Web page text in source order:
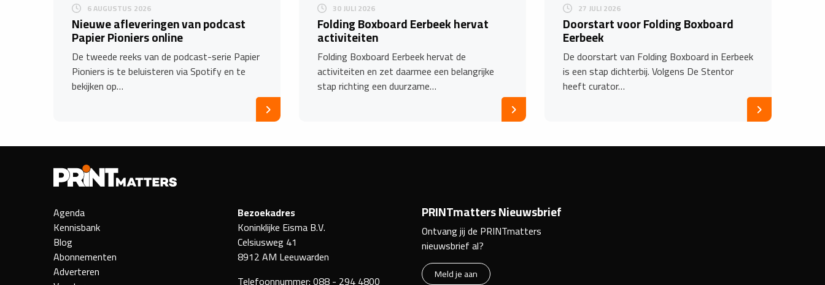
6 AUGUSTUS 2026
Nieuwe afleveringen van podcast
Papier Pioniers online
De tweede reeks van de podcast-serie Papier
Pioniers is te beluisteren via Spotify en te
bekijken op…
30 JULI 2026
Folding Boxboard Eerbeek hervat
activiteiten
Folding Boxboard Eerbeek hervat de
activiteiten en zet daarmee een belangrijke
stap richting een duurzame…
27 JULI 2026
Doorstart voor Folding Boxboard
Eerbeek
De doorstart van Folding Boxboard in Eerbeek
is een stap dichterbij. Volgens De Stentor
heeft curator…
Agenda
Kennisbank
Blog
Abonnementen
Adverteren
Bezoekadres
Koninklijke Eisma B.V.
Celsiusweg 41
8912 AM Leeuwarden
Telefoonnummer:088 - 294 4800
PRINTmatters Nieuwsbrief
Ontvang jij de PRINTmatters
nieuwsbrief al?
Meld je aan